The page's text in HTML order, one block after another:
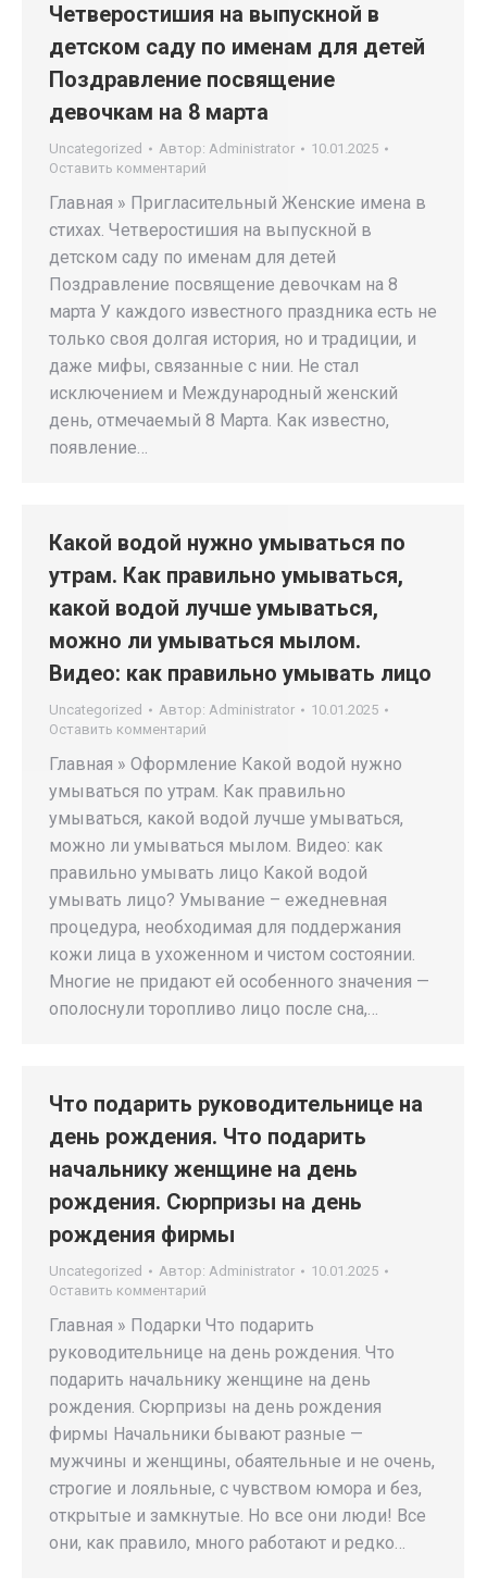
Четверостишия на выпускной в
детском саду по именам для детей
Поздравление посвящение
девочкам на 8 марта
Uncategorized Автор: Administrator
10.01.2025
Оставить комментарий
Главная » Пригласительный Женские имена в
стихах. Четверостишия на выпускной в
детском саду по именам для детей
Поздравление посвящение девочкам на 8
марта У каждого известного праздника есть не
только своя долгая история, но и традиции, и
даже мифы, связанные с нии. Не стал
исключением и Международный женский
день, отмечаемый 8 Марта. Как известно,
появление…
Какой водой нужно умываться по
утрам. Как правильно умываться,
какой водой лучше умываться,
можно ли умываться мылом.
Видео: как правильно умывать лицо
Uncategorized Автор: Administrator
10.01.2025
Оставить комментарий
Главная » Оформление Какой водой нужно
умываться по утрам. Как правильно
умываться, какой водой лучше умываться,
можно ли умываться мылом. Видео: как
правильно умывать лицо Какой водой
умывать лицо? Умывание – ежедневная
процедура, необходимая для поддержания
кожи лица в ухоженном и чистом состоянии.
Многие не придают ей особенного значения —
ополоснули торопливо лицо после сна,…
Что подарить руководительнице на
день рождения. Что подарить
начальнику женщине на день
рождения. Сюрпризы на день
рождения фирмы
Uncategorized Автор: Administrator
10.01.2025
Оставить комментарий
Главная » Подарки Что подарить
руководительнице на день рождения. Что
подарить начальнику женщине на день
рождения. Сюрпризы на день рождения
фирмы Начальники бывают разные —
мужчины и женщины, обаятельные и не очень,
строгие и лояльные, с чувством юмора и без,
открытые и замкнутые. Но все они люди! Все
они, как правило, много работают и редко…